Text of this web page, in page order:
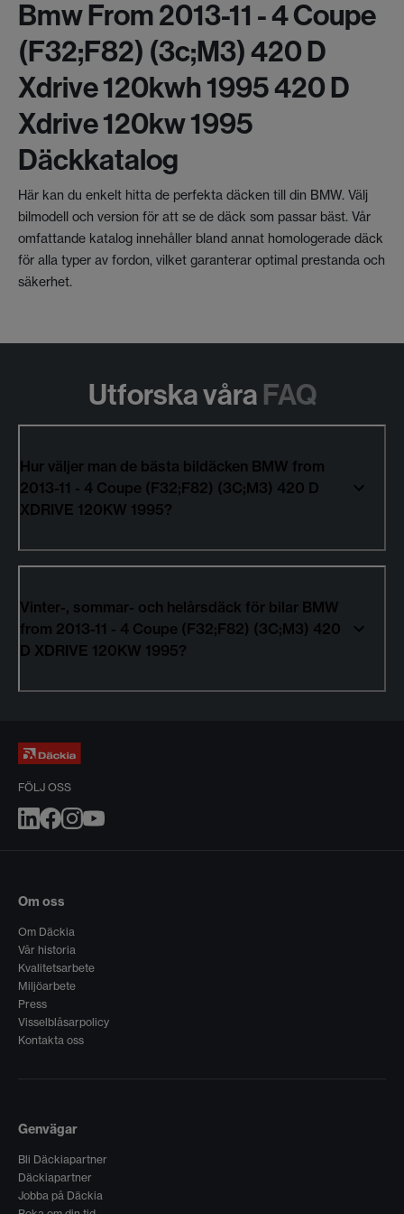
Bmw From 2013-11 - 4 Coupe
(f32;f82) (3c;m3) 420 D
Xdrive 120kwh 1995 420 D
Xdrive 120kw 1995
Däckkatalog
Här kan du enkelt hitta de perfekta däcken till din BMW. Välj
bilmodell och version för att se de däck som passar bäst. Vår
omfattande katalog innehåller bland annat homologerade däck
för alla typer av fordon, vilket garanterar optimal prestanda och
säkerhet.
Utforska våra FAQ
Hur väljer man de bästa bildäcken BMW from
2013-11 - 4 Coupe (F32;F82) (3C;M3) 420 D
XDRIVE 120KW 1995?
Vinter-, sommar- och helårsdäck för bilar BMW
from 2013-11 - 4 Coupe (F32;F82) (3C;M3) 420
D XDRIVE 120KW 1995?
FÖLJ OSS
Om oss
Om Däckia
Vår historia
Kvalitetsarbete
Miljöarbete
Press
Visselblåsarpolicy
Kontakta oss
Genvägar
Bli Däckiapartner
Däckiapartner
Jobba på Däckia